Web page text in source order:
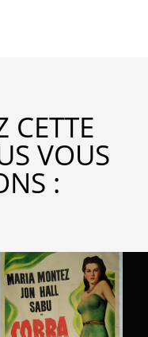
CETTE
VOUS
: